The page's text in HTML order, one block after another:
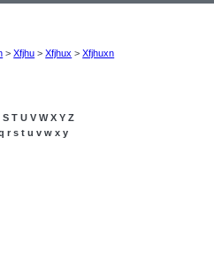
>Xfjhu >Xfjhux >Xfjhuxn
S T U V W X Y Z
r s t u v w x y